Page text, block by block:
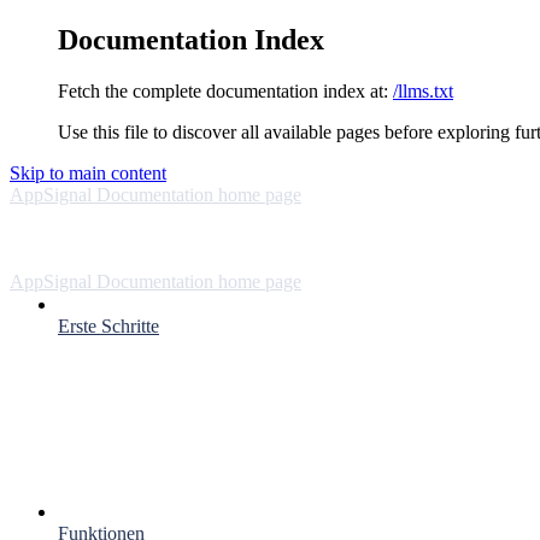
Documentation Index
Fetch the complete documentation index at: /llms.txt
Use this file to discover all available pages before exploring
Skip to main content
AppSignal Documentation home page
AppSignal Documentation home page
Erste Schritte
Funktionen